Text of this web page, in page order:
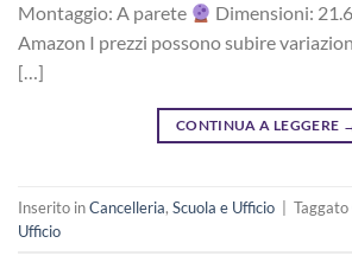
Montaggio: A parete
Dimensioni:
Amazon I prezzi possono subire
[…]
CONTINUA A LEGGERE
Inserito inCancelleria, Scuola e Ufficio | Taggato
Ufficio